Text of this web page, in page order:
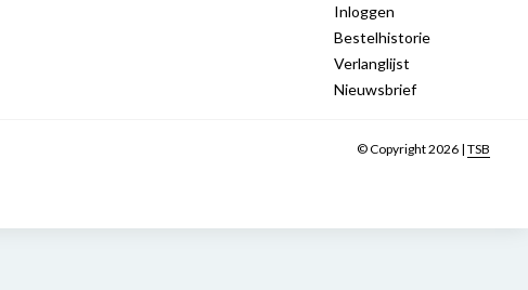
Inloggen
Bestelhistorie
Verlanglijst
Nieuwsbrief
© Copyright 2026 | TSB